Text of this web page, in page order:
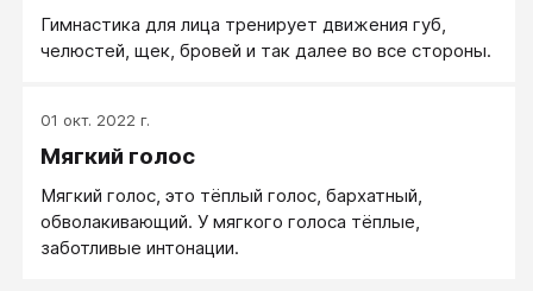
Гимнастика для лица тренирует движения губ,
челюстей, щек, бровей и так далее во все стороны.
01 окт. 2022 г.
Мягкий голос
Мягкий голос, это тёплый голос, бархатный,
обволакивающий. У мягкого голоса тёплые,
заботливые интонации.